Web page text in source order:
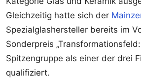
Gleichzeitig hatte sich der
Spezialglashersteller bereits im
Sonderpreis
Spitzengruppe als einer der drei
qualifiziert.